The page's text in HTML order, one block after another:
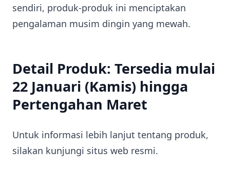
sendiri, produk-produk ini menciptakan
pengalaman musim dingin yang mewah.
Detail Produk: Tersedia mulai
22 Januari (Kamis) hingga
Pertengahan Maret
Untuk informasi lebih lanjut tentang produk,
silakan kunjungi situs web resmi.